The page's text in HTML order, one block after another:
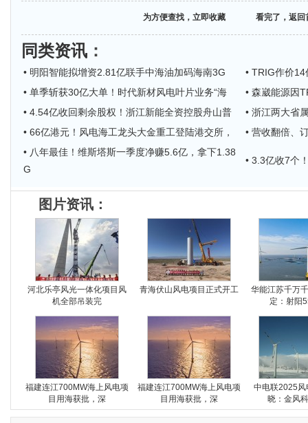
为方便查找，立即收藏 看完了，返回
同类资讯 ：
• 明阳智能拟增资2.81亿联手中海油加码海南3G
• TRIG作价
• 单季斩获30亿大单！时代新材风电叶片业务“海
• 森崴能源因
• 4.54亿收回剩余股权！浙江新能全资控股舟山普
• 浙江两大省
• 66亿港元！风电海工龙头大金重工登陆港交所，
• 营收翻倍、
• 八年最佳！维斯塔斯一季度净赚5.6亿，拿下1.38
G
• 3.3亿收7个
图片资讯：
河北乐亭风光一体化项目风
机全部吊装完
青海伏山风电项目正式开工
华能江苏千万
定：射阳
福建连江700MW海上风电项
目用海获批，深
福建连江700MW海上风电项
目用海获批，深
中电联2025风
晓：金风